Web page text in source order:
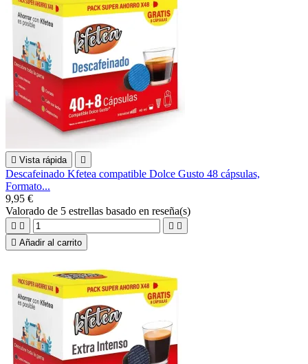
 Vista rápida 
Descafeinado Kfetea compatible Dolce Gusto 48 cápsulas,
Formato...
9,95 €
Valorado de 5 estrellas basado en reseña(s)
   
 Añadir al carrito